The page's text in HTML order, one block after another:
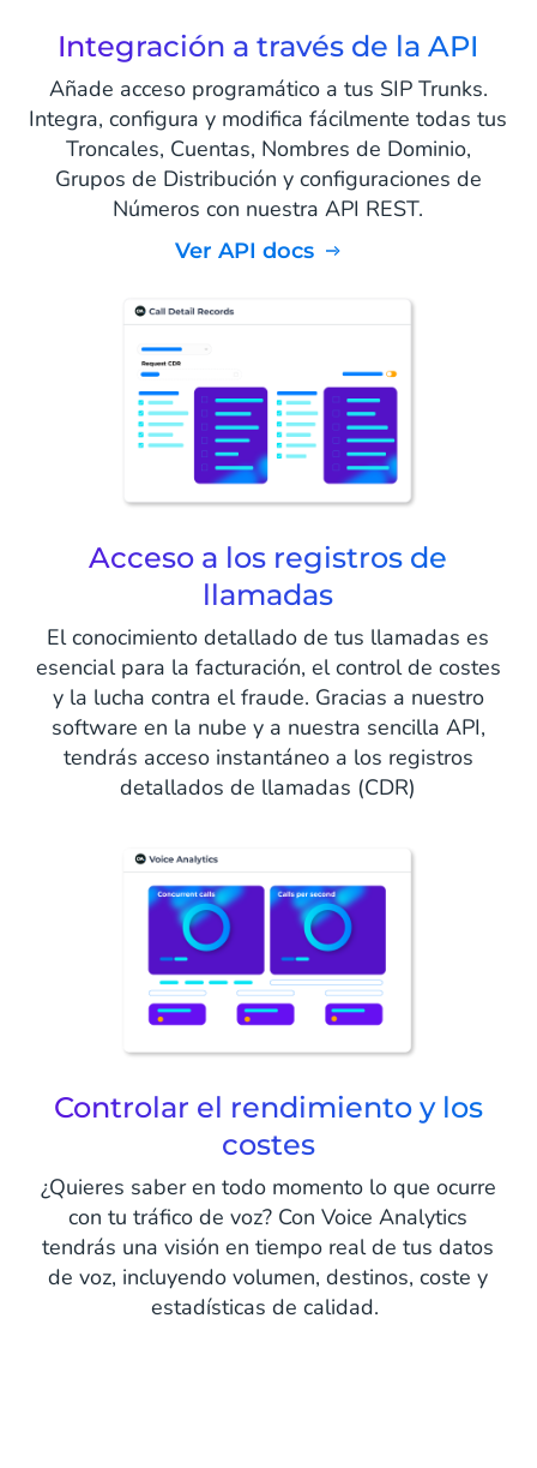
Integración a través de la API
Añade acceso programático a tus SIP Trunks.
Integra, configura y modifica fácilmente todas tus
Troncales, Cuentas, Nombres de Dominio,
Grupos de Distribución y configuraciones de
Números con nuestra API REST.
Ver API docs
Acceso a los registros de
llamadas
El conocimiento detallado de tus llamadas es
esencial para la facturación, el control de costes
y la lucha contra el fraude. Gracias a nuestro
software en la nube y a nuestra sencilla API,
tendrás acceso instantáneo a los registros
detallados de llamadas (CDR)
Controlar el rendimiento y los
costes
¿Quieres saber en todo momento lo que ocurre
con tu tráfico de voz? Con Voice Analytics
tendrás una visión en tiempo real de tus datos
de voz, incluyendo volumen, destinos, coste y
estadísticas de calidad.